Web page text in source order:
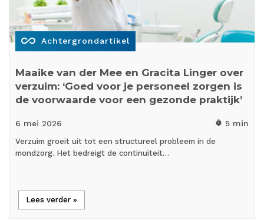
all_inclusive Achtergrondartikel
Maaike van der Mee en Gracita Linger over
verzuim: ‘Goed voor je personeel zorgen is
de voorwaarde voor een gezonde praktijk’
6 mei 2026 timer 5 min
Verzuim groeit uit tot een structureel probleem in de
mondzorg. Het bedreigt de continuïteit…
Lees verder »